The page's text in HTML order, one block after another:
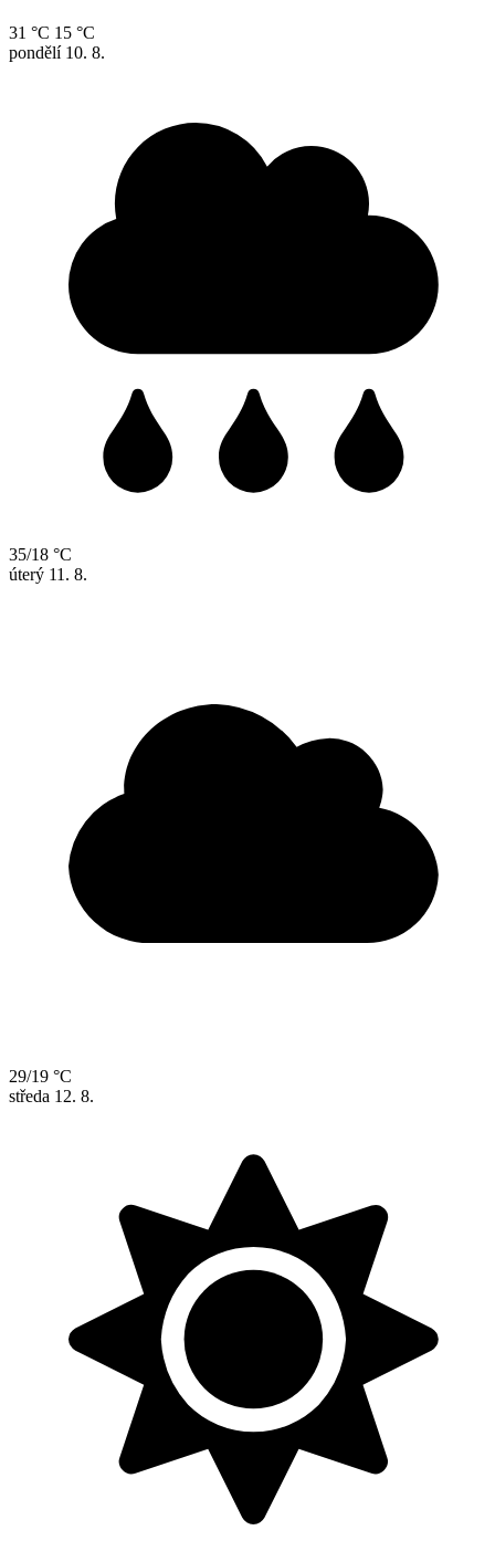
31 °C 15 °C
pondělí 10. 8.
35/18 °C
úterý 11. 8.
29/19 °C
středa 12. 8.